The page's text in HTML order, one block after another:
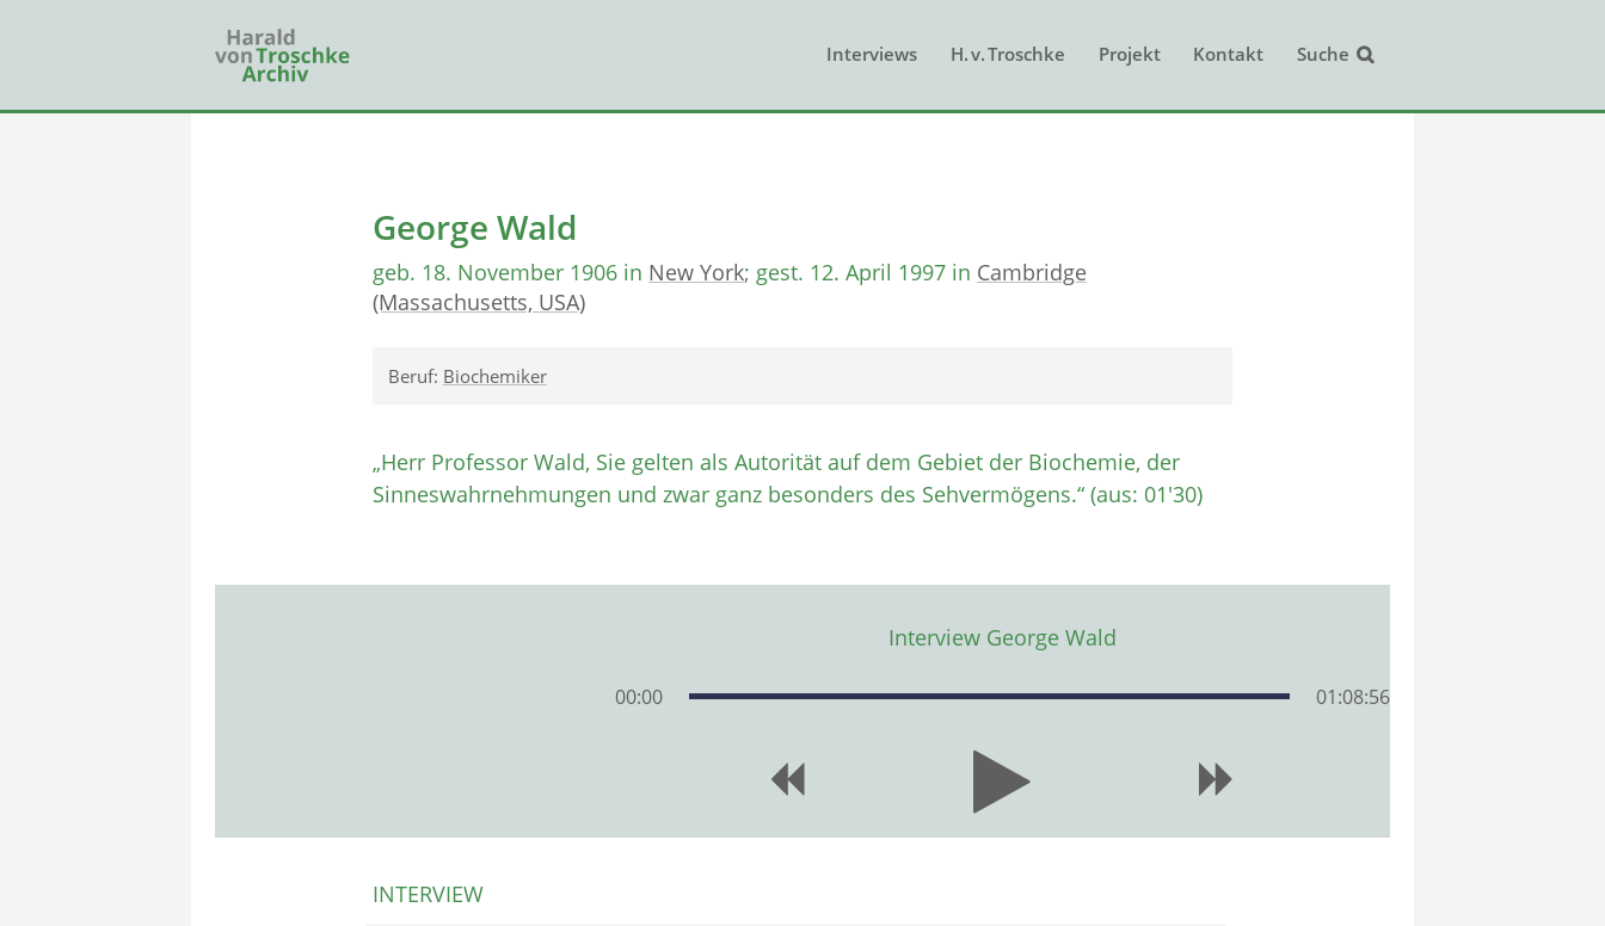
Interviews H. v. Troschke Projekt Kontakt Suche
George Wald
geb. 18. November 1906 in New York; gest. 12. April 1997 in Cambridge
(Massachusetts, USA)
Beruf: Biochemiker
„Herr Professor Wald, Sie gelten als Autorität auf dem Gebiet der Biochemie, der
Sinneswahrnehmungen und zwar ganz besonders des Sehvermögens.“ (aus: 01'30)
Interview George Wald
00:00 01:08:56
INTERVIEW